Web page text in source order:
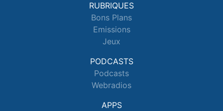
RUBRIQUES
Bons Plans
Emissions
Jeux
PODCASTS
Podcasts
Webradios
APPS